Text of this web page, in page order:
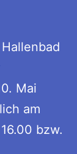
Mai
am
bzw.